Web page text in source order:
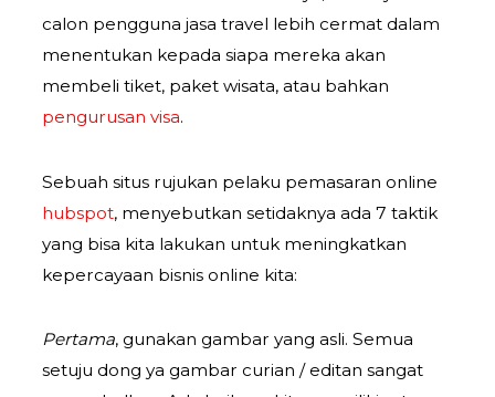
calon pengguna jasa travel lebih cermat dalam
menentukan kepada siapa mereka akan
membeli tiket, paket wisata, atau bahkan
pengurusan visa.
Sebuah situs rujukan pelaku pemasaran online
hubspot, menyebutkan setidaknya ada 7 taktik
yang bisa kita lakukan untuk meningkatkan
kepercayaan bisnis online kita:
Pertama, gunakan gambar yang asli. Semua
setuju dong ya gambar curian / editan sangat